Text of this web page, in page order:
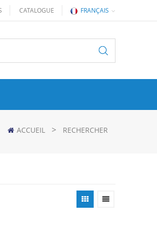
FRANÇAIS
CATALOGUE
ACCUEIL > RECHERCHER